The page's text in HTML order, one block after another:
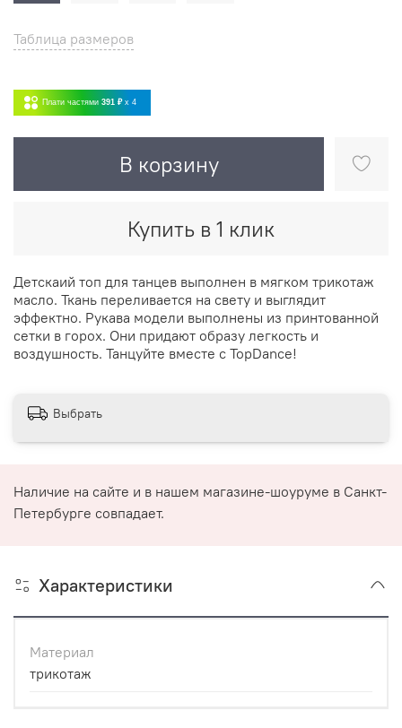
Таблица размеров
Плати частями 391 ₽ x 4
В корзину
Купить в 1 клик
Детскаий топ для танцев выполнен в мягком трикотаж
масло. Ткань переливается на свету и выглядит
эффектно. Рукава модели выполнены из принтованной
сетки в горох. Они придают образу легкость и
воздушность. Танцуйте вместе с TopDance!
Выбрать
Наличие на сайте и в нашем магазине-шоуруме в Санкт-
Петербурге совпадает.
Характеристики
Материал
трикотаж